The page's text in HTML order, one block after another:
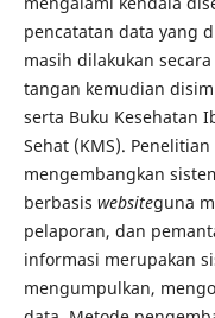
pencatatan data yang
masih dilakukan
tangan kemudian
serta Buku Kesehatan
Sehat (KMS).
mengembangkan
berbasis websiteguna
pelaporan, dan
informasi merupakan
mengumpulkan,